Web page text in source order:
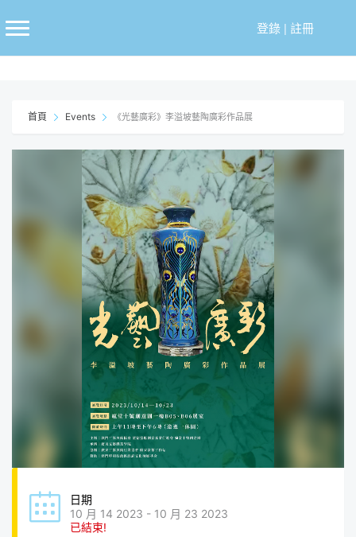
至
登錄| 註冊
首頁 Events 《光藝廣彩》李溢坡藝陶廣彩作品展
日期
10 月 14 2023 - 10 月 23 2023
已結束!